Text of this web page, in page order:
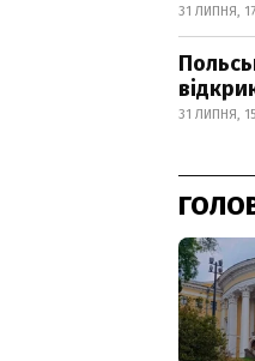
31 ЛИПНЯ,
31 ЛИПНЯ,